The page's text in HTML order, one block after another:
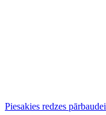
Piesakies redzes pārbaudei